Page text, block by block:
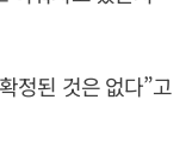
정된 것은 없다”고